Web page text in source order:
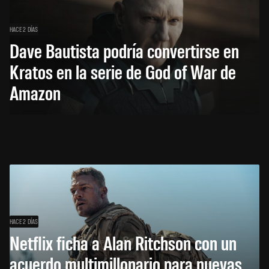
HACE 2 DÍAS
Dave Bautista podría convertirse en
Kratos en la serie de God of War de
Amazon
HACE 2 DÍAS
Netflix ficha a Alan Ritchson con un
acuerdo multimillonario para nuevas